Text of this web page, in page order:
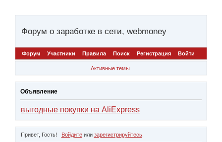
Форум о заработке в сети, webmoney
Форум Участники Правила Поиск Регистрация Войти
Активные темы
Объявление
выгодные покупки на AliExpress
Привет, Гость! Войдитеили зарегистрируйтесь.